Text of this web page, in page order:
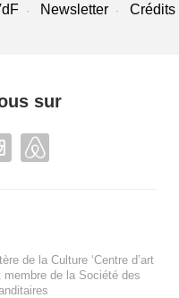
Newsletter Crédits
sur
de la Culture ‘Centre d’art
membre de la Société des